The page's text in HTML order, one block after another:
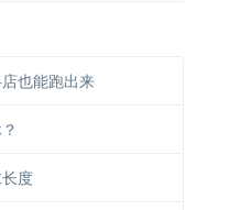
也能跑出来
度